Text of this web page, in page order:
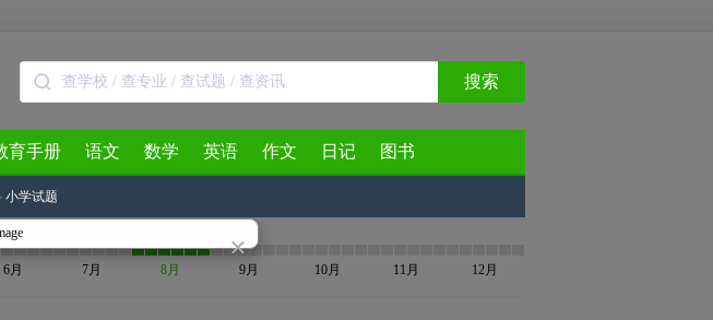
×
搜索
育手册 语文 数学 英语 作文 日记 图书
小学试题
6月 7月 8月 9月 10月 11月 12月